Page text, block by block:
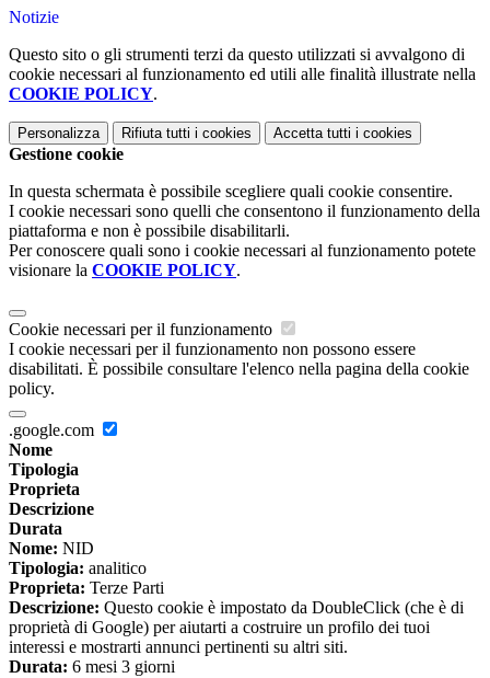
Notizie
Questo sito o gli strumenti terzi da questo utilizzati si avvalgono di
cookie necessari al funzionamento ed utili alle finalità illustrate nella
COOKIE POLICY.
Personalizza Rifiuta tutti i cookies Accetta tutti i cookies
Gestione cookie
In questa schermata è possibile scegliere quali cookie consentire.
I cookie necessari sono quelli che consentono il funzionamento della
piattaforma e non è possibile disabilitarli.
Per conoscere quali sono i cookie necessari al funzionamento potete
visionare la COOKIE POLICY.
Cookie necessari per il funzionamento
I cookie necessari per il funzionamento non possono essere
disabilitati. È possibile consultare l'elenco nella pagina della cookie
policy.
.google.com
Nome
Tipologia
Proprieta
Descrizione
Durata
Nome: NID
Tipologia: analitico
Proprieta: Terze Parti
Descrizione: Questo cookie è impostato da DoubleClick (che è di
proprietà di Google) per aiutarti a costruire un profilo dei tuoi
interessi e mostrarti annunci pertinenti su altri siti.
Durata: 6 mesi 3 giorni